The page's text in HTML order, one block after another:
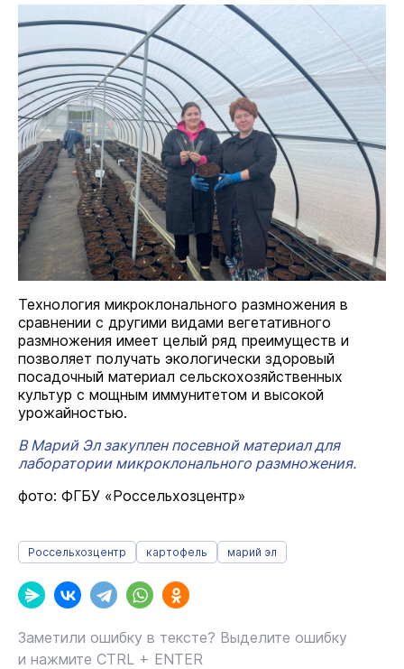
Технология микроклонального размножения в
сравнении с другими видами вегетативного
размножения имеет целый ряд преимуществ и
позволяет получать экологически здоровый
посадочный материал сельскохозяйственных
культур с мощным иммунитетом и высокой
урожайностью.
В Марий Эл закуплен посевной материал для
лаборатории микроклонального размножения.
фото: ФГБУ «Россельхозцентр»
Россельхозцентр картофель марий эл
Заметили ошибку в тексте? Выделите ошибку
и нажмите CTRL + ENTER